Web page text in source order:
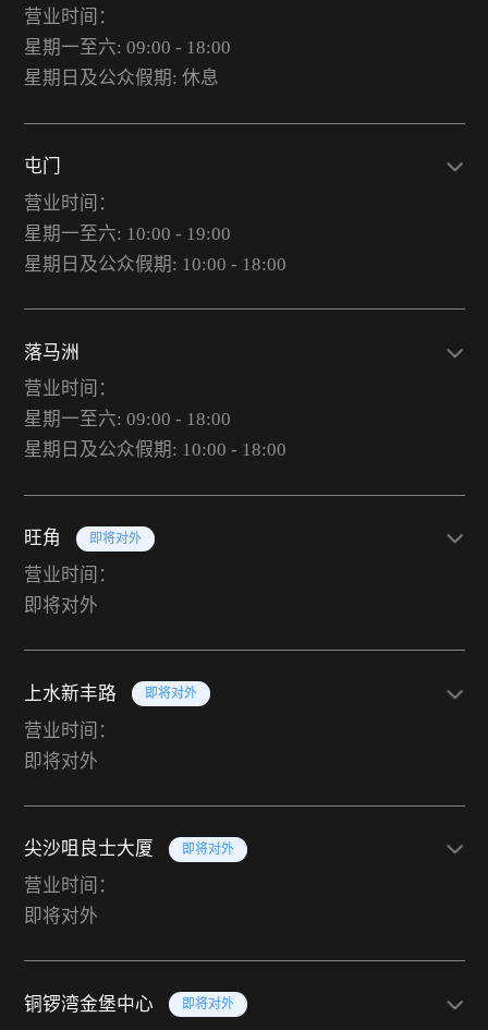
营业时间：
星期一至六: 09:00 - 18:00
星期日及公众假期: 休息
屯门
营业时间：
星期一至六: 10:00 - 19:00
星期日及公众假期: 10:00 - 18:00
落马洲
营业时间：
星期一至六: 09:00 - 18:00
星期日及公众假期: 10:00 - 18:00
旺角 即将对外
营业时间：
即将对外
上水新丰路 即将对外
营业时间：
即将对外
尖沙咀良士大厦 即将对外
营业时间：
即将对外
铜锣湾金堡中心 即将对外